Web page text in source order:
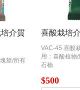
介質
莖/所有
喜酸栽培
VAC-45 喜酸
用：喜酸植物
石楠
$500